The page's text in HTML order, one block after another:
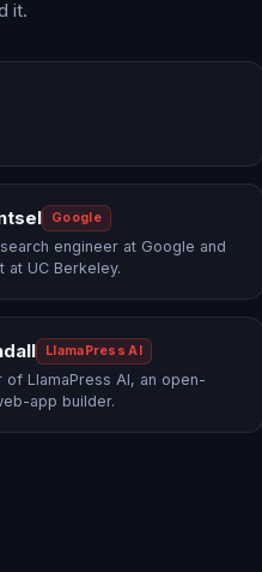
it.
Google
engineer at Google and
at UC Berkeley.
LlamaPress AI
of LlamaPress AI, an open-
app builder.